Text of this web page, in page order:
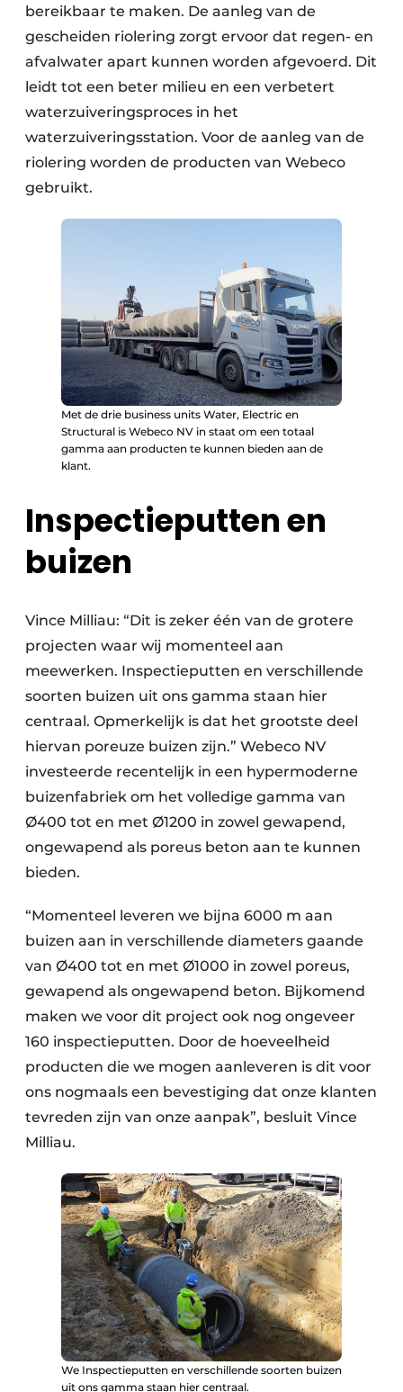
bereikbaar te maken. De aanleg van de
gescheiden riolering zorgt ervoor dat regen- en
afvalwater apart kunnen worden afgevoerd. Dit
leidt tot een beter milieu en een verbetert
waterzuiveringsproces in het
waterzuiveringsstation. Voor de aanleg van de
riolering worden de producten van Webeco
gebruikt.
Met de drie business units Water, Electric en
Structural is Webeco NV in staat om een totaal
gamma aan producten te kunnen bieden aan de
klant.
Inspectieputten en
buizen
Vince Milliau: “Dit is zeker één van de grotere
projecten waar wij momenteel aan
meewerken. Inspectieputten en verschillende
soorten buizen uit ons gamma staan hier
centraal. Opmerkelijk is dat het grootste deel
hiervan poreuze buizen zijn.” Webeco NV
investeerde recentelijk in een hypermoderne
buizenfabriek om het volledige gamma van
Ø400 tot en met Ø1200 in zowel gewapend,
ongewapend als poreus beton aan te kunnen
bieden.
“Momenteel leveren we bijna 6000 m aan
buizen aan in verschillende diameters gaande
van Ø400 tot en met Ø1000 in zowel poreus,
gewapend als ongewapend beton. Bijkomend
maken we voor dit project ook nog ongeveer
160 inspectieputten. Door de hoeveelheid
producten die we mogen aanleveren is dit voor
ons nogmaals een bevestiging dat onze klanten
tevreden zijn van onze aanpak”, besluit Vince
Milliau.
We Inspectieputten en verschillende soorten buizen
uit ons gamma staan hier centraal.